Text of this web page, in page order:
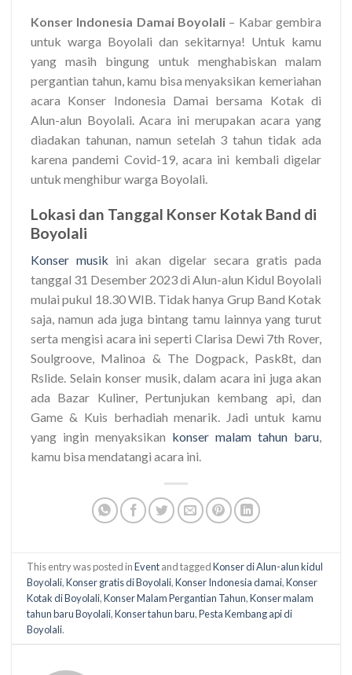
Konser Indonesia Damai Boyolali – Kabar gembira
untuk warga Boyolali dan sekitarnya! Untuk kamu
yang masih bingung untuk menghabiskan malam
pergantian tahun, kamu bisa menyaksikan kemeriahan
acara Konser Indonesia Damai bersama Kotak di
Alun-alun Boyolali. Acara ini merupakan acara yang
diadakan tahunan, namun setelah 3 tahun tidak ada
karena pandemi Covid-19, acara ini kembali digelar
untuk menghibur warga Boyolali.
Lokasi dan Tanggal Konser Kotak Band di
Boyolali
Konser musik ini akan digelar secara gratis pada
tanggal 31 Desember 2023 di Alun-alun Kidul Boyolali
mulai pukul 18.30 WIB. Tidak hanya Grup Band Kotak
saja, namun ada juga bintang tamu lainnya yang turut
serta mengisi acara ini seperti Clarisa Dewi 7th Rover,
Soulgroove, Malinoa & The Dogpack, Pask8t, dan
Rslide. Selain konser musik, dalam acara ini juga akan
ada Bazar Kuliner, Pertunjukan kembang api, dan
Game & Kuis berhadiah menarik. Jadi untuk kamu
yang ingin menyaksikan konser malam tahun baru,
kamu bisa mendatangi acara ini.
This entry was posted inEventand taggedKonser di Alun-alun kidul
Boyolali,Konser gratis di Boyolali,Konser Indonesia damai,Konser
Kotak di Boyolali,Konser Malam Pergantian Tahun,Konser malam
tahun baru Boyolali,Konser tahun baru,Pesta Kembang api di
Boyolali.